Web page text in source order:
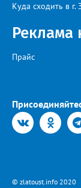
Куда сходить в г.
Реклама
Прайс
© zlatoust.info 2020